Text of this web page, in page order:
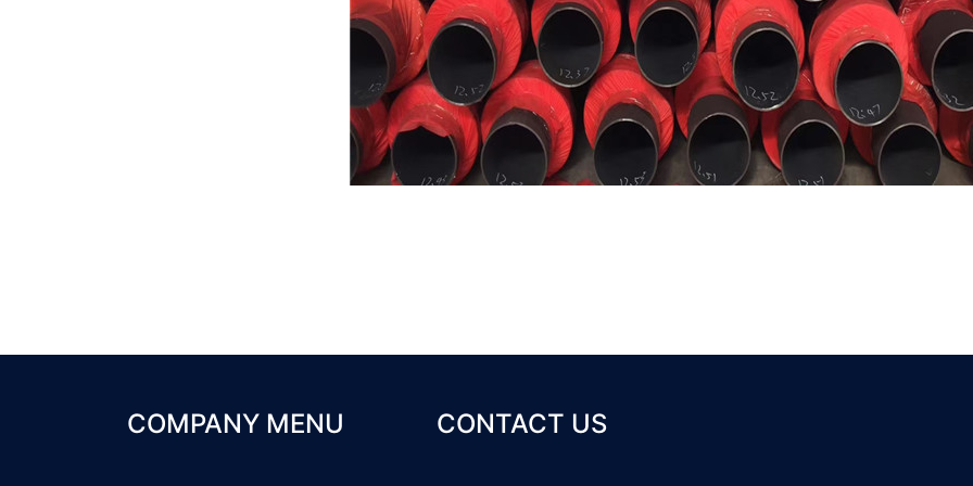
COMPANY MENU CONTACT US